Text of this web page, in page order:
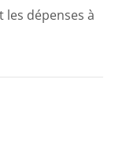
dépenses à